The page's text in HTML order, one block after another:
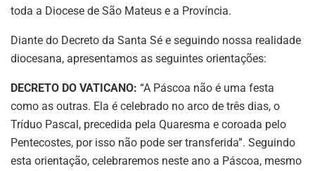
toda a Diocese de São Mateus e a Província.
Diante do Decreto da Santa Sé e seguindo nossa realidade
diocesana, apresentamos as seguintes orientações:
DECRETO DO VATICANO: “A Páscoa não é uma festa
como as outras. Ela é celebrado no arco de três dias, o
Tríduo Pascal, precedida pela Quaresma e coroada pelo
Pentecostes, por isso não pode ser transferida”. Seguindo
esta orientação, celebraremos neste ano a Páscoa, mesmo